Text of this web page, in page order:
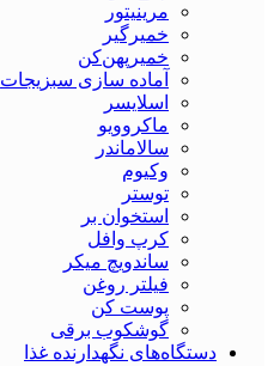
مرینیتور
خمیرگیر
خمیر‌پهن‌کن
آماده سازی سبزیجات
اسلایسر
ماکروویو
سالاماندر
وکیوم
توستر
استخوان بر
کرپ وافل
ساندویچ میکر
فیلتر روغن
پوست کن
گوشکوب برقی
دستگاه‌های نگهدارنده غذا